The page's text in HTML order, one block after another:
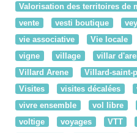
Valorisation des territoires de
vente
vesti boutique
vie associative
Vie locale
vigne
village villar
Villard Arene
Villard-saint-
Visites
visites décalées
vivre ensemble
vol libre
voltige
voyages VTT